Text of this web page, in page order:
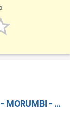
FISCAL DE PERIMETRO - MORUMBI - ZONA SUL